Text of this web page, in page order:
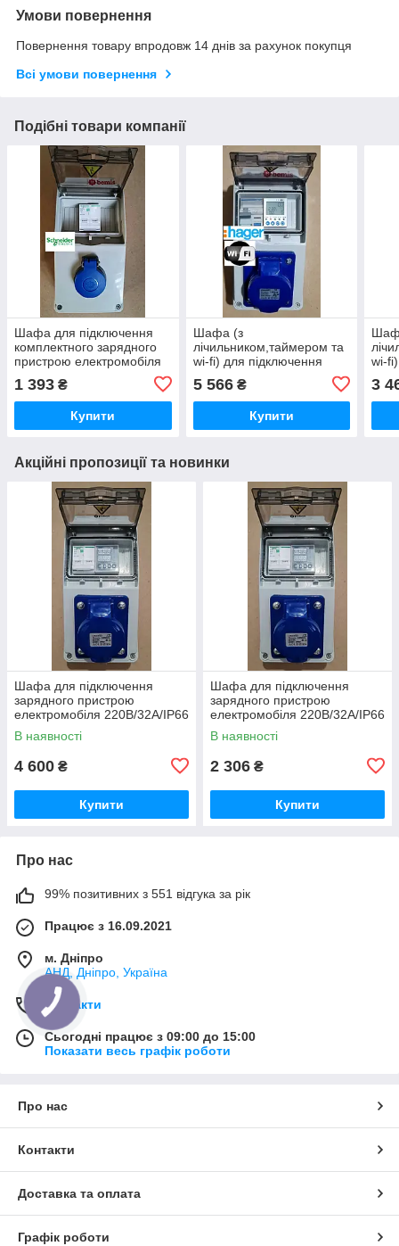
Умови повернення
Повернення товару впродовж 14 днів за рахунок покупця
Всі умови повернення
Подібні товари компанії
Шафа для підключення
комплектного зарядного
пристрою електромобіля
Electric
1 393 ₴
Купити
Шафа (з
лічильником,таймером та
wi-fi) для підключення
електромобіля
32А/3p/IP65 (66)
5 566₴
Купити
wi-
3
Акційні пропозиції та новинки
Шафа для підключення
зарядного пристрою
електромобіля 220В/32А/IP66
Schneider Electric ДА
В наявності
4 600 ₴
Купити
Шафа для підключення
зарядного пристрою
електромобіля 220В/32А/IP66
Schneider Electric
В наявності
2 306 ₴
Купити
Про нас
99% позитивних з 551 відгука за рік
Працює з 16.09.2021
м. Дніпро
АНД, Дніпро, Україна
Контакти
Сьогодні працює з 09:00 до 15:00
Показати весь графік роботи
Про нас
Контакти
Доставка та оплата
Графік роботи